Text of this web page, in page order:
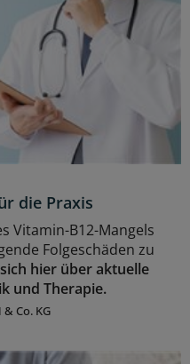
die Praxis
Vitamin-B12-Mangels
Folgeschäden zu
hier über aktuelle
und Therapie.
Co. KG